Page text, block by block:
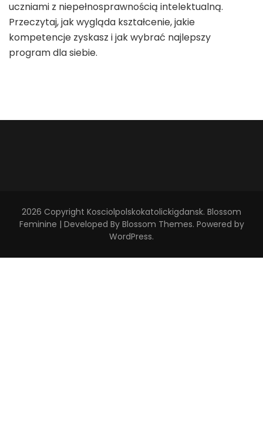
uczniami z niepełnosprawnością intelektualną.
Przeczytaj, jak wygląda kształcenie, jakie
kompetencje zyskasz i jak wybrać najlepszy
program dla siebie.
2026 Copyright Kosciolpolskokatolickigdansk. Blossom
Feminine | Developed By Blossom Themes. Powered by
WordPress.